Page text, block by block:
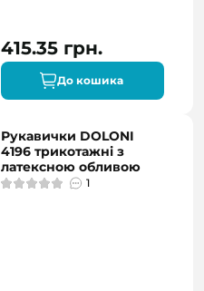
415.35 грн.
До кошика
Рукавички DOLONI
4196 трикотажні з
латексною обливою
1